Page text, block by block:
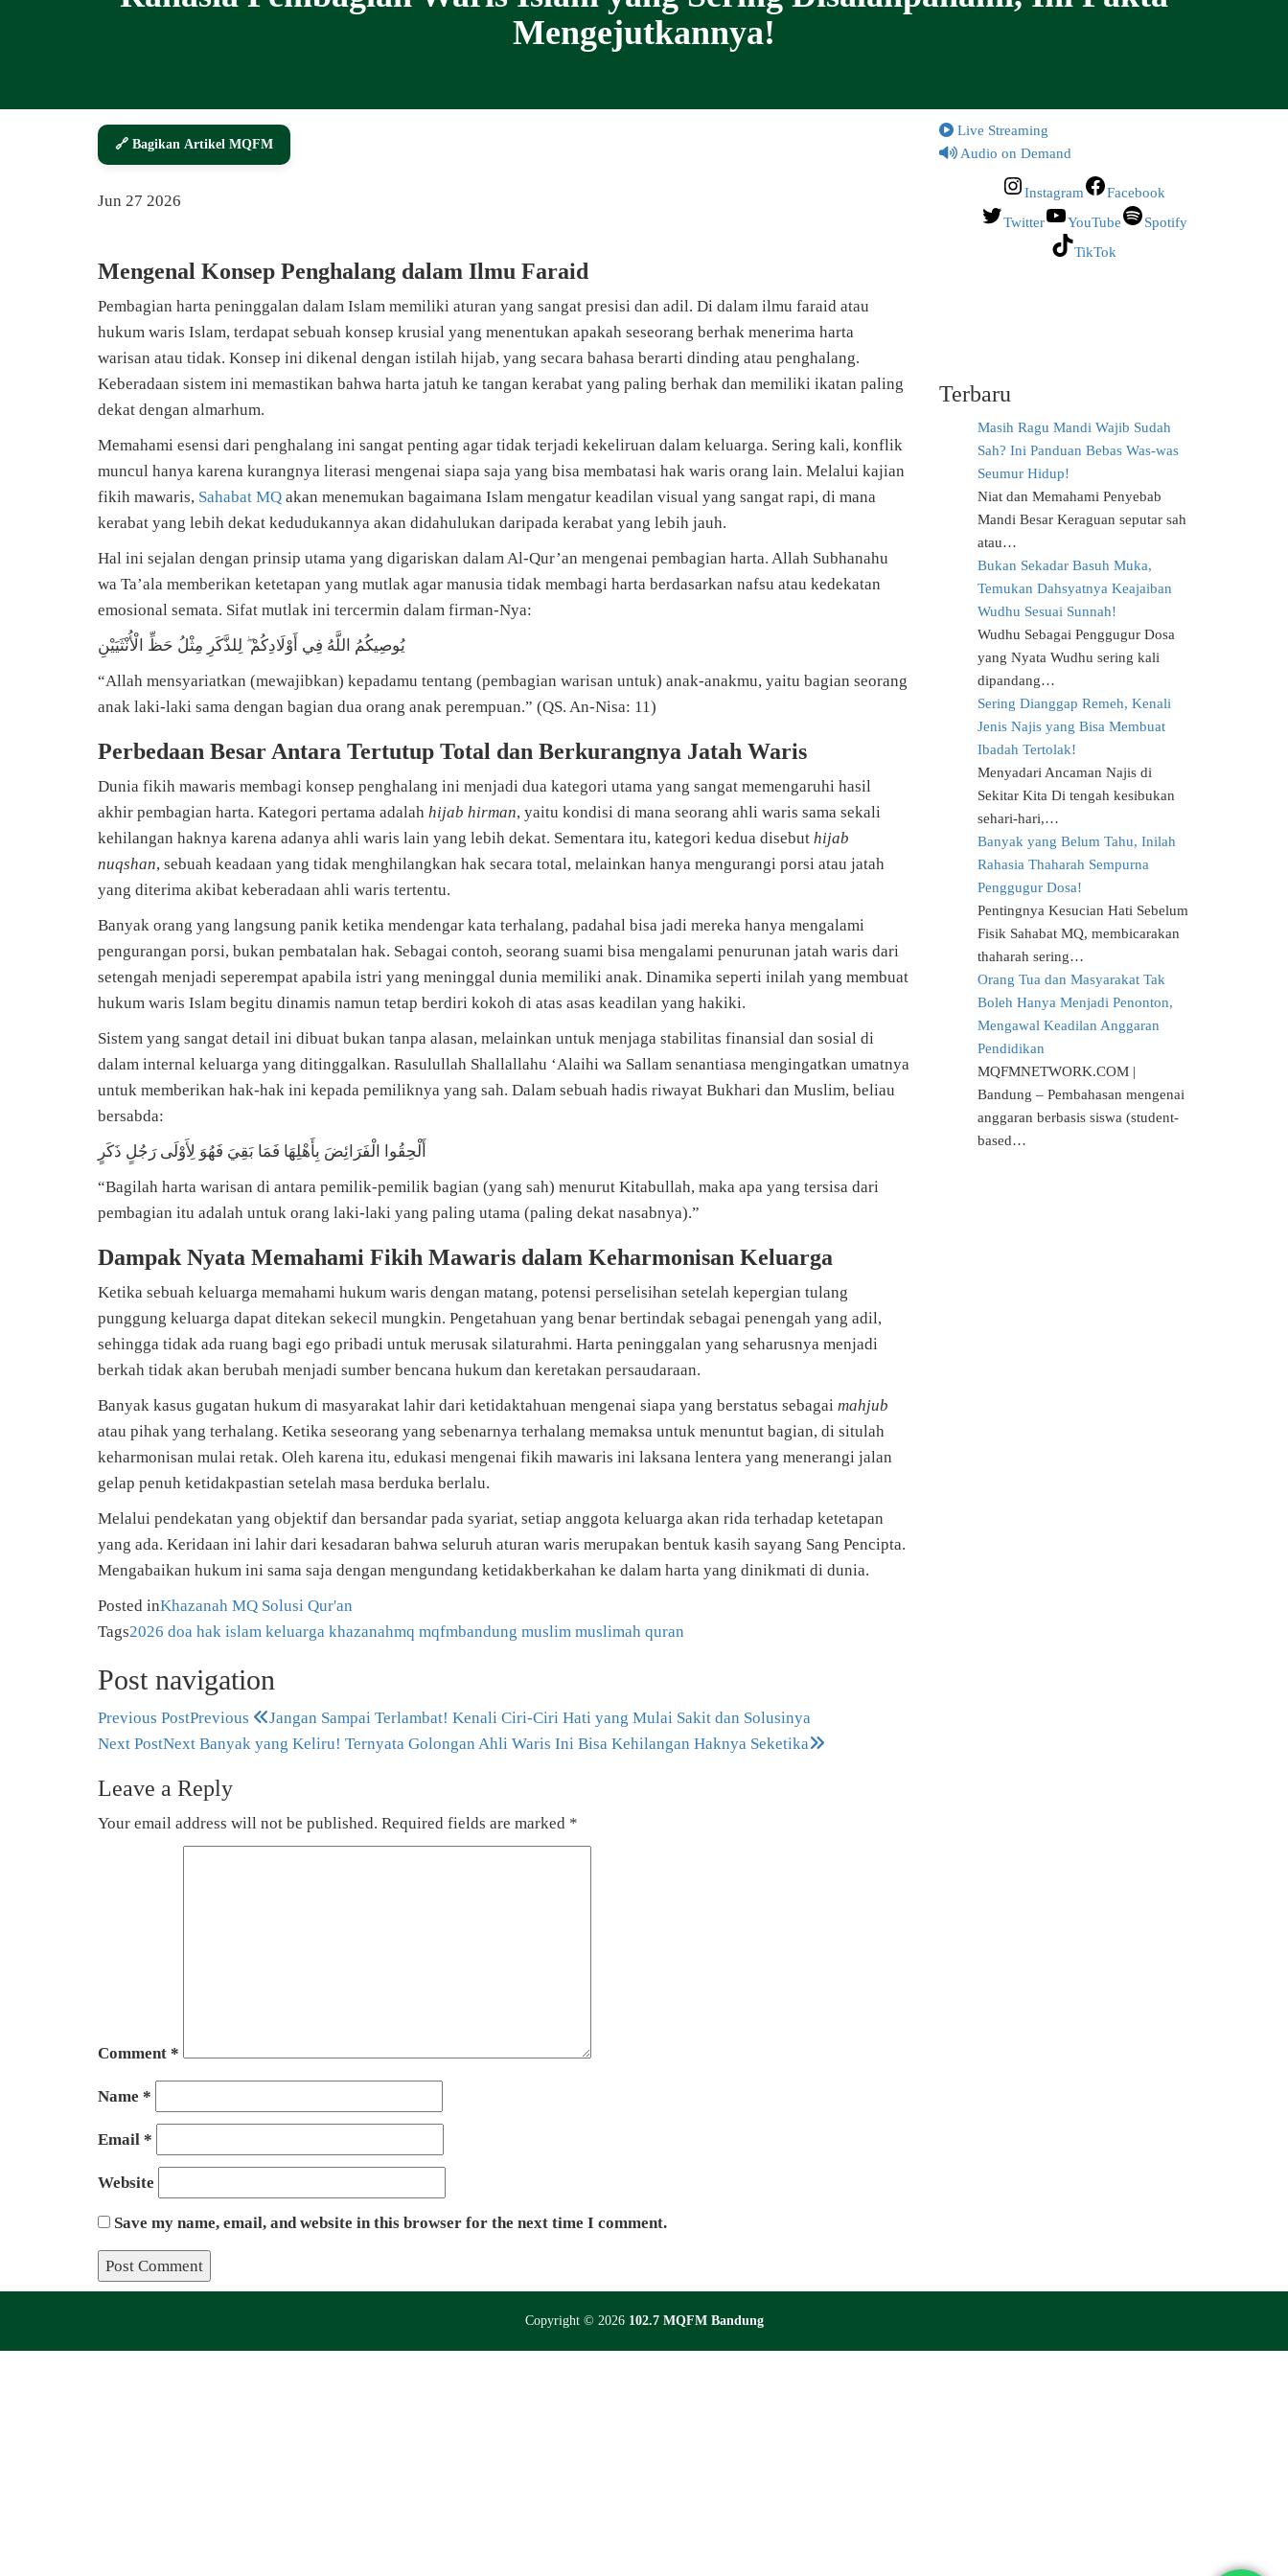
Mengejutkannya!
🔗 Bagikan Artikel MQFM
Jun 27 2026
Mengenal Konsep Penghalang dalam Ilmu Faraid
Pembagian harta peninggalan dalam Islam memiliki aturan yang sangat presisi dan adil. Di dalam ilmu faraid atau
hukum waris Islam, terdapat sebuah konsep krusial yang menentukan apakah seseorang berhak menerima harta
warisan atau tidak. Konsep ini dikenal dengan istilah hijab, yang secara bahasa berarti dinding atau penghalang.
Keberadaan sistem ini memastikan bahwa harta jatuh ke tangan kerabat yang paling berhak dan memiliki ikatan paling
dekat dengan almarhum.
Memahami esensi dari penghalang ini sangat penting agar tidak terjadi kekeliruan dalam keluarga. Sering kali, konflik
muncul hanya karena kurangnya literasi mengenai siapa saja yang bisa membatasi hak waris orang lain. Melalui kajian
fikih mawaris, Sahabat MQ akan menemukan bagaimana Islam mengatur keadilan visual yang sangat rapi, di mana
kerabat yang lebih dekat kedudukannya akan didahulukan daripada kerabat yang lebih jauh.
Hal ini sejalan dengan prinsip utama yang digariskan dalam Al-Qur’an mengenai pembagian harta. Allah Subhanahu
wa Ta’ala memberikan ketetapan yang mutlak agar manusia tidak membagi harta berdasarkan nafsu atau kedekatan
emosional semata. Sifat mutlak ini tercermin dalam firman-Nya:
يُوصِيكُمُ اللَّهُ فِي أَوْلَادِكُمْ ۖ لِلذَّكَرِ مِثْلُ حَظِّ الْأُنْثَيَيْنِ
“Allah mensyariatkan (mewajibkan) kepadamu tentang (pembagian warisan untuk) anak-anakmu, yaitu bagian seorang
anak laki-laki sama dengan bagian dua orang anak perempuan.” (QS. An-Nisa: 11)
Perbedaan Besar Antara Tertutup Total dan Berkurangnya Jatah Waris
Dunia fikih mawaris membagi konsep penghalang ini menjadi dua kategori utama yang sangat memengaruhi hasil
akhir pembagian harta. Kategori pertama adalah hijab hirman, yaitu kondisi di mana seorang ahli waris sama sekali
kehilangan haknya karena adanya ahli waris lain yang lebih dekat. Sementara itu, kategori kedua disebut hijab
nuqshan, sebuah keadaan yang tidak menghilangkan hak secara total, melainkan hanya mengurangi porsi atau jatah
yang diterima akibat keberadaan ahli waris tertentu.
Banyak orang yang langsung panik ketika mendengar kata terhalang, padahal bisa jadi mereka hanya mengalami
pengurangan porsi, bukan pembatalan hak. Sebagai contoh, seorang suami bisa mengalami penurunan jatah waris dari
setengah menjadi seperempat apabila istri yang meninggal dunia memiliki anak. Dinamika seperti inilah yang membuat
hukum waris Islam begitu dinamis namun tetap berdiri kokoh di atas asas keadilan yang hakiki.
Sistem yang sangat detail ini dibuat bukan tanpa alasan, melainkan untuk menjaga stabilitas finansial dan sosial di
dalam internal keluarga yang ditinggalkan. Rasulullah Shallallahu ‘Alaihi wa Sallam senantiasa mengingatkan umatnya
untuk memberikan hak-hak ini kepada pemiliknya yang sah. Dalam sebuah hadis riwayat Bukhari dan Muslim, beliau
bersabda:
أَلْحِقُوا الْفَرَائِضَ بِأَهْلِهَا فَمَا بَقِيَ فَهُوَ لِأَوْلَى رَجُلٍ ذَكَرٍ
“Bagilah harta warisan di antara pemilik-pemilik bagian (yang sah) menurut Kitabullah, maka apa yang tersisa dari
pembagian itu adalah untuk orang laki-laki yang paling utama (paling dekat nasabnya).”
Dampak Nyata Memahami Fikih Mawaris dalam Keharmonisan Keluarga
Ketika sebuah keluarga memahami hukum waris dengan matang, potensi perselisihan setelah kepergian tulang
punggung keluarga dapat ditekan sekecil mungkin. Pengetahuan yang benar bertindak sebagai penengah yang adil,
sehingga tidak ada ruang bagi ego pribadi untuk merusak silaturahmi. Harta peninggalan yang seharusnya menjadi
berkah tidak akan berubah menjadi sumber bencana hukum dan keretakan persaudaraan.
Banyak kasus gugatan hukum di masyarakat lahir dari ketidaktahuan mengenai siapa yang berstatus sebagai mahjub
atau pihak yang terhalang. Ketika seseorang yang sebenarnya terhalang memaksa untuk menuntut bagian, di situlah
keharmonisan mulai retak. Oleh karena itu, edukasi mengenai fikih mawaris ini laksana lentera yang menerangi jalan
gelap penuh ketidakpastian setelah masa berduka berlalu.
Melalui pendekatan yang objektif dan bersandar pada syariat, setiap anggota keluarga akan rida terhadap ketetapan
yang ada. Keridaan ini lahir dari kesadaran bahwa seluruh aturan waris merupakan bentuk kasih sayang Sang Pencipta.
Mengabaikan hukum ini sama saja dengan mengundang ketidakberkahan ke dalam harta yang dinikmati di dunia.
Posted inKhazanah MQ Solusi Qur'an
Tags2026 doa hak islam keluarga khazanahmq mqfmbandung muslim muslimah quran
Post navigation
Previous PostPrevious
Jangan Sampai Terlambat! Kenali Ciri-Ciri Hati yang Mulai Sakit dan Solusinya
Next PostNext Banyak yang Keliru! Ternyata Golongan Ahli Waris Ini Bisa Kehilangan Haknya Seketika
Leave a Reply
Your email address will not be published. Required fields are marked *
Comment *
Name *
Email *
Website
Save my name, email, and website in this browser for the next time I comment.
Live Streaming
Audio on Demand
Instagram
Facebook
Twitter
YouTube
Spotify
TikTok
Terbaru
Masih Ragu Mandi Wajib Sudah
Sah? Ini Panduan Bebas Was-was
Seumur Hidup!
Niat dan Memahami Penyebab
Mandi Besar Keraguan seputar sah
atau…
Bukan Sekadar Basuh Muka,
Temukan Dahsyatnya Keajaiban
Wudhu Sesuai Sunnah!
Wudhu Sebagai Penggugur Dosa
yang Nyata Wudhu sering kali
dipandang…
Sering Dianggap Remeh, Kenali
Jenis Najis yang Bisa Membuat
Ibadah Tertolak!
Menyadari Ancaman Najis di
Sekitar Kita Di tengah kesibukan
sehari-hari,…
Banyak yang Belum Tahu, Inilah
Rahasia Thaharah Sempurna
Penggugur Dosa!
Pentingnya Kesucian Hati Sebelum
Fisik Sahabat MQ, membicarakan
thaharah sering…
Orang Tua dan Masyarakat Tak
Boleh Hanya Menjadi Penonton,
Mengawal Keadilan Anggaran
Pendidikan
MQFMNETWORK.COM |
Bandung – Pembahasan mengenai
anggaran berbasis siswa (student-
based…
Copyright © 2026 102.7 MQFM Bandung